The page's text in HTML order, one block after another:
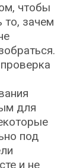
чтобы
то, зачем
для
под
и не